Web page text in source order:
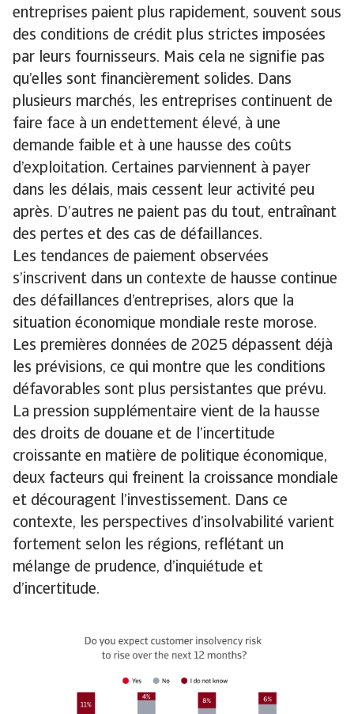
entreprises paient plus rapidement, souvent sous
des conditions de crédit plus strictes imposées
par leurs fournisseurs. Mais cela ne signifie pas
qu’elles sont financièrement solides. Dans
plusieurs marchés, les entreprises continuent de
faire face à un endettement élevé, à une
demande faible et à une hausse des coûts
d’exploitation. Certaines parviennent à payer
dans les délais, mais cessent leur activité peu
après. D’autres ne paient pas du tout, entraînant
des pertes et des cas de défaillances.
Les tendances de paiement observées
s’inscrivent dans un contexte de hausse continue
des défaillances d’entreprises, alors que la
situation économique mondiale reste morose.
Les premières données de 2025 dépassent déjà
les prévisions, ce qui montre que les conditions
défavorables sont plus persistantes que prévu.
La pression supplémentaire vient de la hausse
des droits de douane et de l’incertitude
croissante en matière de politique économique,
deux facteurs qui freinent la croissance mondiale
et découragent l’investissement. Dans ce
contexte, les perspectives d’insolvabilité varient
fortement selon les régions, reflétant un
mélange de prudence, d’inquiétude et
d’incertitude.